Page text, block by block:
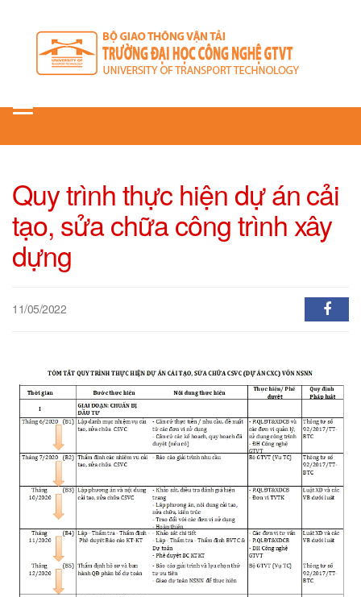
Toggle
Quy trình thực hiện dự án cải
tạo, sửa chữa công trình xây
dựng
11/05/2022